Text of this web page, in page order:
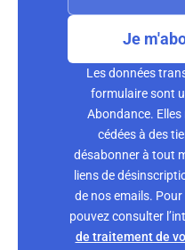
Je
Les données
formulaire sont
Abondance.
cédées à des
désabonner à tout
liens de
de nos emails.
pouvez consulter
de traitement de